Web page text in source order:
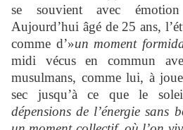
se souvient avec
Aujourd’hui âgé de 25 ans,
comme d’»un moment
midi vécus en commun
musulmans, comme lui, à
sec jusqu’à ce que le
dépensions de l’énergie sans